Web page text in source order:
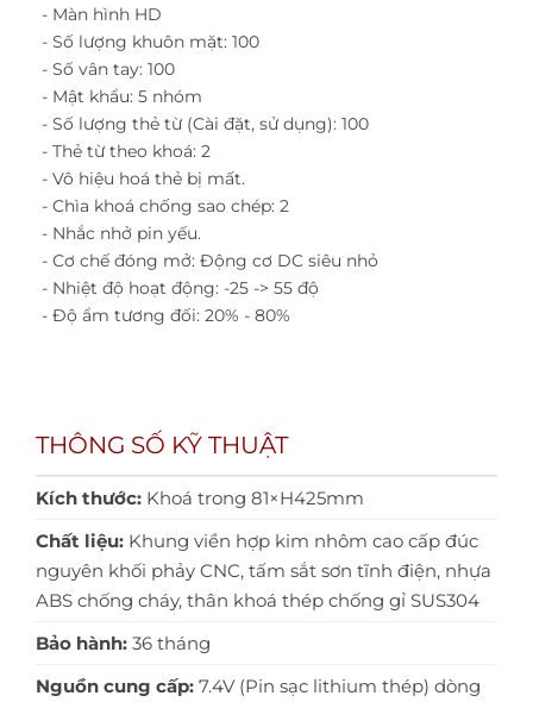
- Màn hình HD
- Số lượng khuôn mặt: 100
- Số vân tay: 100
- Mật khẩu: 5 nhóm
- Số lượng thẻ từ (Cài đặt, sử dụng): 100
- Thẻ từ theo khoá: 2
- Vô hiệu hoá thẻ bị mất.
- Chìa khoá chống sao chép: 2
- Nhắc nhở pin yếu.
- Cơ chế đóng mở: Động cơ DC siêu nhỏ
- Nhiệt độ hoạt động: -25 -> 55 độ
- Độ ẩm tương đối: 20% - 80%
THÔNG SỐ KỸ THUẬT
Kích thước: Khoá trong 81×H425mm
Chất liệu: Khung viền hợp kim nhôm cao cấp đúc
nguyên khối phảy CNC, tấm sắt sơn tĩnh điện, nhựa
ABS chống cháy, thân khoá thép chống gỉ SUS304
Bảo hành: 36 tháng
Nguồn cung cấp: 7.4V (Pin sạc lithium thép) dòng